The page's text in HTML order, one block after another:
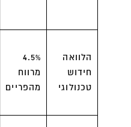
הלוואה
חידוש
טכנולוגי
4.5%
מרווח
מהפריים